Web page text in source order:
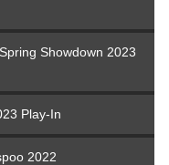
Showdown 2023
Play-In
2022